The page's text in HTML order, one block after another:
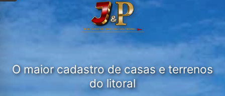
O maior cadastro de casas e terrenos
do litoral